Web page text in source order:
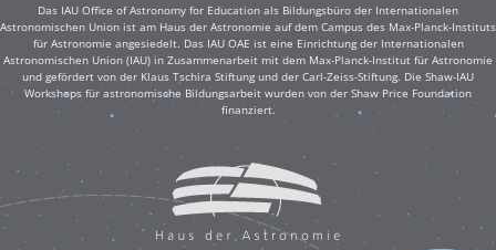
Das IAU Office of Astronomy for Education als Bildungsbüro der Internationalen
Astronomischen Union ist am Haus der Astronomie auf dem Campus des Max-Planck-Instituts
für Astronomie angesiedelt. Das IAU OAE ist eine Einrichtung der Internationalen
Astronomischen Union (IAU) in Zusammenarbeit mit dem Max-Planck-Institut für Astronomie
und gefördert von der Klaus Tschira Stiftung und der Carl-Zeiss-Stiftung. Die Shaw-IAU
Workshops für astronomische Bildungsarbeit wurden von der Shaw Price Foundation
finanziert.